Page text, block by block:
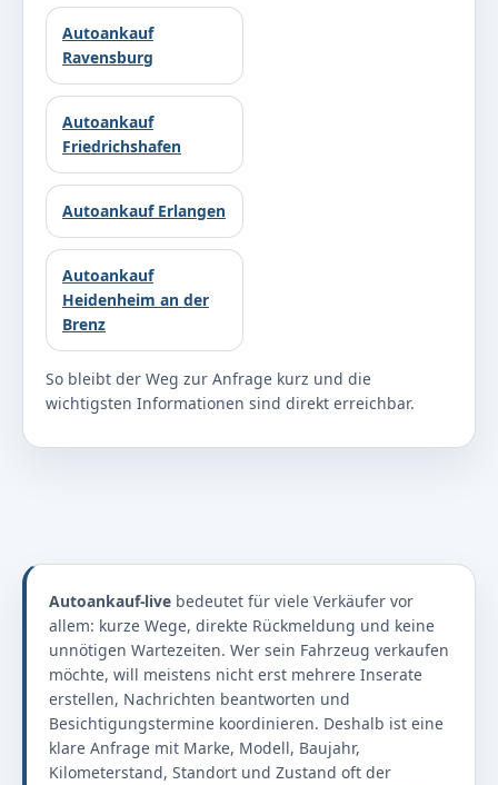
Autoankauf
Ravensburg
Autoankauf
Friedrichshafen
Autoankauf Erlangen
Autoankauf
Heidenheim an der
Brenz
So bleibt der Weg zur Anfrage kurz und die
wichtigsten Informationen sind direkt erreichbar.
Autoankauf-live bedeutet für viele Verkäufer vor
allem: kurze Wege, direkte Rückmeldung und keine
unnötigen Wartezeiten. Wer sein Fahrzeug verkaufen
möchte, will meistens nicht erst mehrere Inserate
erstellen, Nachrichten beantworten und
Besichtigungstermine koordinieren. Deshalb ist eine
klare Anfrage mit Marke, Modell, Baujahr,
Kilometerstand, Standort und Zustand oft der